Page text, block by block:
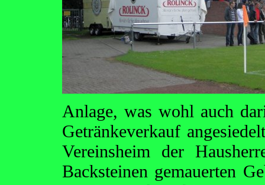
Anlage, was wohl auch
Getränkeverkauf
Vereinsheim der
Backsteinen gemauerten